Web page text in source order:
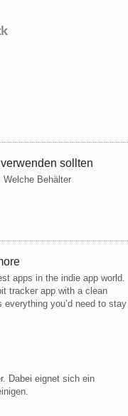
sollten
Welche Behälter
apps in the indie app world.
tracker app with a clean
you’d need to stay
Dabei eignet sich ein